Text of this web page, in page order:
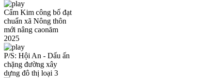
Cẩm Kim công bố đạt
chuẩn xã Nông thôn
mới nâng caonăm
2025
P/S: Hội An - Dấu ấn
chặng đường xây
dựng đô thị loại 3